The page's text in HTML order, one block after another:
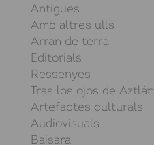
Antigues
Amb altres ulls
Arran de terra
Editorials
Ressenyes
Tras los ojos de Aztlán
Artefactes culturals
Audiovisuals
Baisara